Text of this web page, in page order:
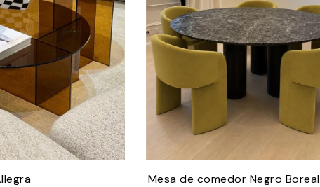
Mesa de comedor Negro Boreal